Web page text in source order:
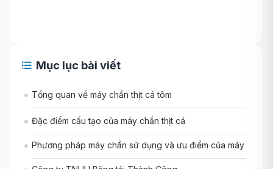
Mục lục bài viết
Tổng quan về máy chần thịt cá tôm
Đặc điểm cấu tạo của máy chần thịt cá
Phương pháp máy chần sử dụng và ưu điểm của máy